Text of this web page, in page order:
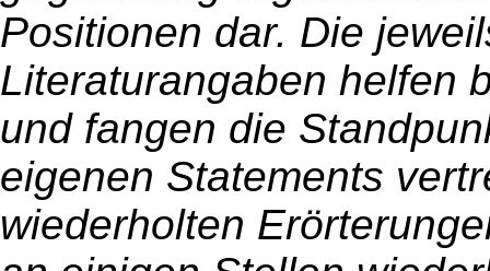
Positionen dar. Die
Literaturangaben helfen
und fangen die
eigenen Statements
wiederholten